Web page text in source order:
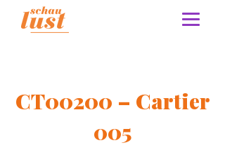
CT00200 – Cartier
005